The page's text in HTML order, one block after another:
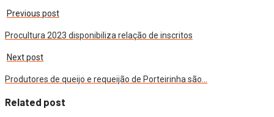
Previous post
Procultura 2023 disponibiliza relação de inscritos
Next post
Produtores de queijo e requeijão de Porteirinha são…
Related post